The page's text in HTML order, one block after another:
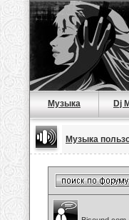
Музыка Dj
Музыка